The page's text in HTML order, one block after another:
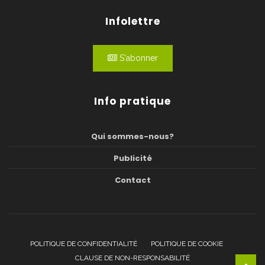
Infolettre
S'abonner
Info pratique
Qui sommes-nous?
Publicité
Contact
POLITIQUE DE CONFIDENTIALITÉ
POLITIQUE DE COOKIE
CLAUSE DE NON-RESPONSABILITÉ